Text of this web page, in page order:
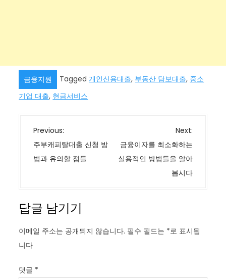
금융지원 Tagged개인신용대출, 부동산 담보대출, 중소
기업 대출, 현금서비스
글
탐
색
Previous:
주부캐피탈대출 신청 방
법과 유의할 점들
Next:
금융이자를 최소화하는
실용적인 방법들을 알아
봅시다
답글 남기기
이메일 주소는 공개되지 않습니다. 필수 필드는 *로 표시됩
니다
댓글 *